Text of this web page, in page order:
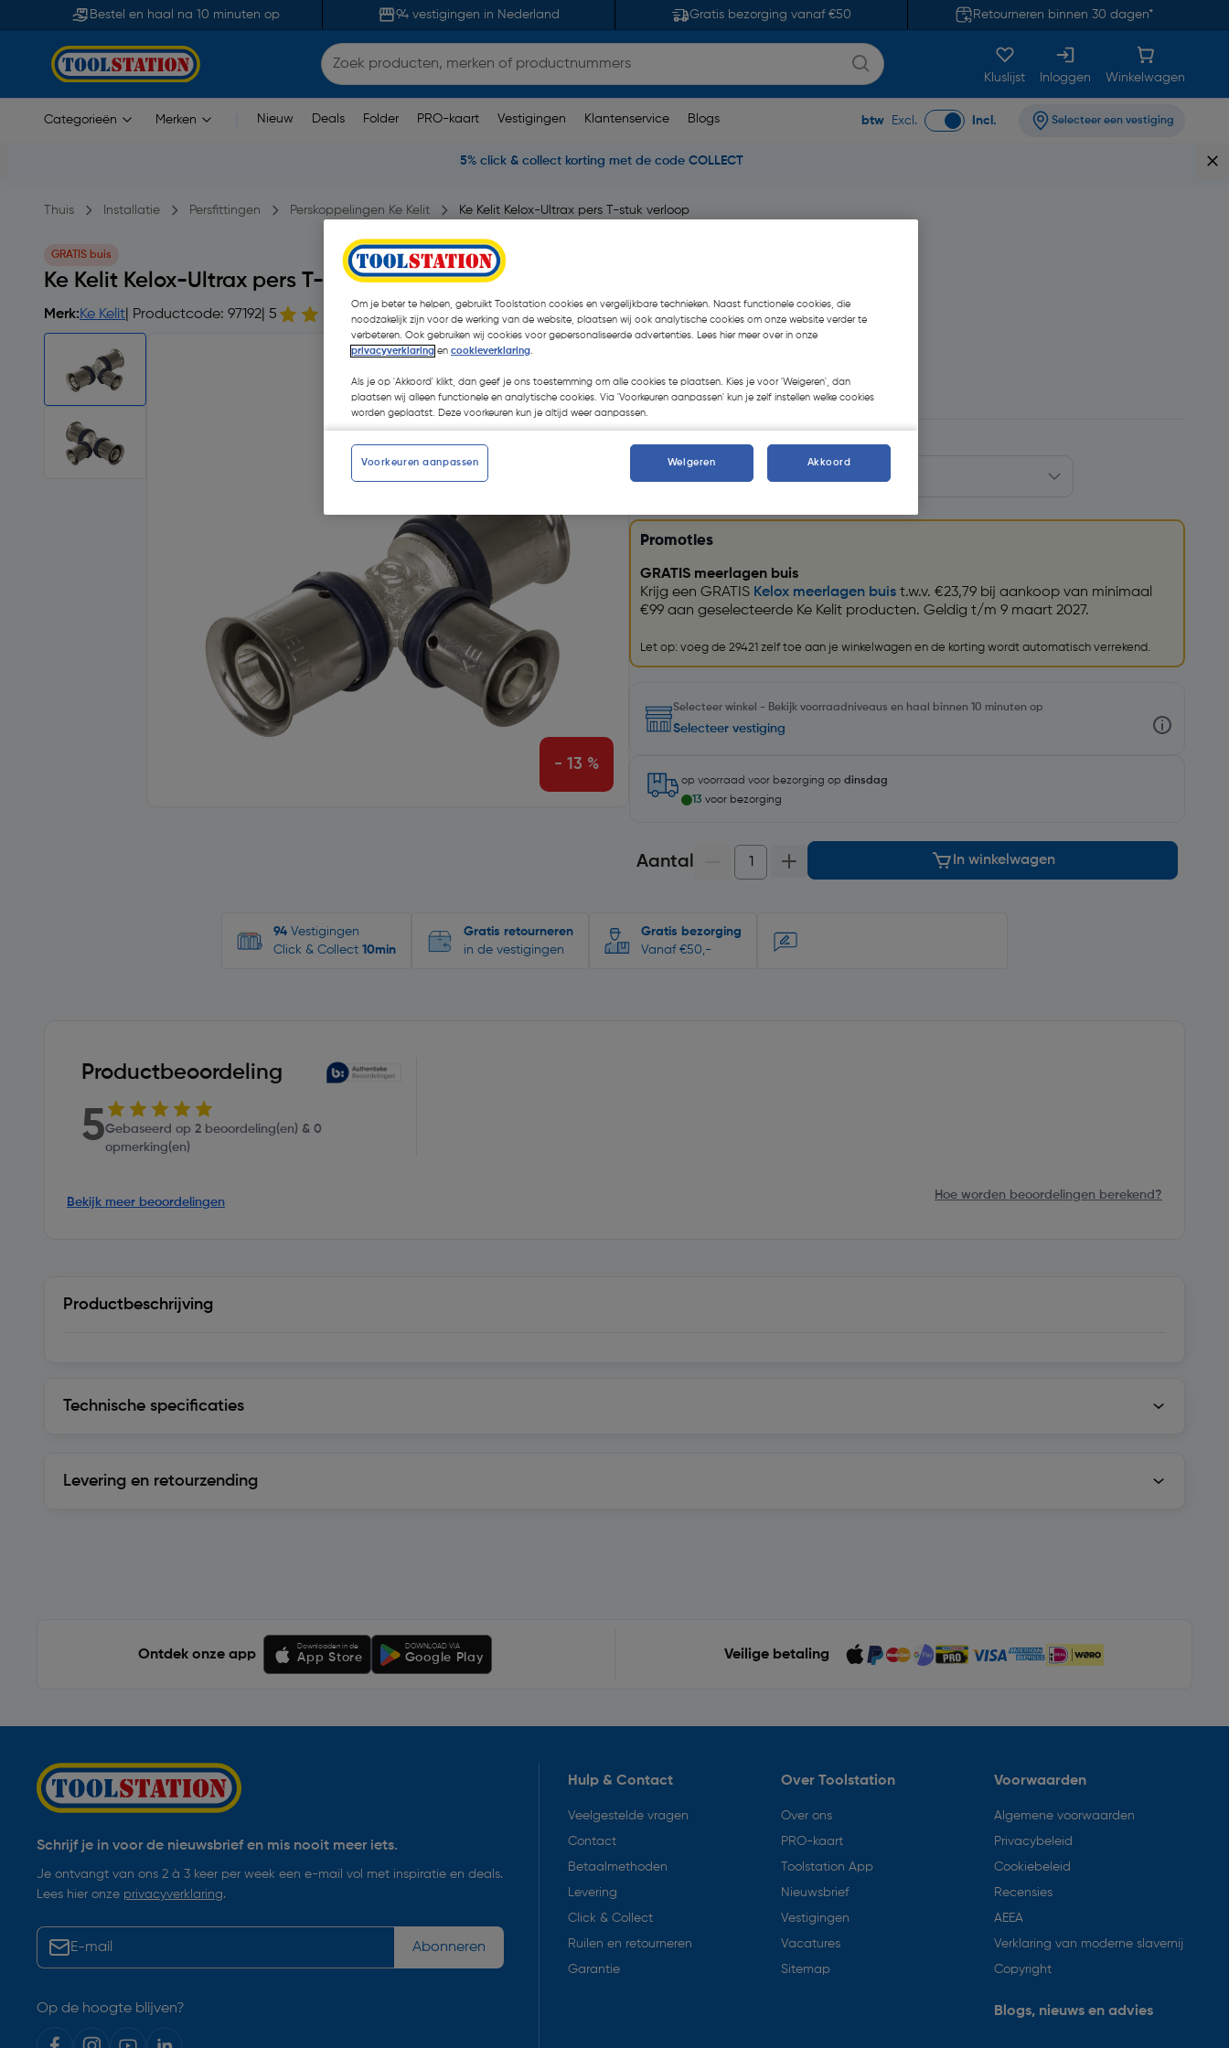
Bestel en haal na 10 minuten op 94 vestigingen in Nederland Gratis bezorging vanaf €50 Retourneren binnen 30 dagen*
Kluslijst Inloggen Winkelwagen
Categorieën Merken Nieuw Deals Folder PRO-kaart Vestigingen Klantenservice Blogs btw Excl. Incl. Selecteer een vestiging
5% click & collect korting met de code COLLECT
Thuis Installatie Persfittingen Perskoppelingen Ke Kelit Ke Kelit Kelox-Ultrax pers T-stuk verloop
GRATIS buis
Ke Kelit Kelox-Ultrax pers T-stuk verloop 20x16x20mm
Merk:Ke Kelit | Productcode: 97192 | 5 2 opmerking(en)| Stuk
- 13 %
€ 10,36| Excl. btw € 8,56
Kies productvariant (11)
Promoties
GRATIS meerlagen buis
Krijg een GRATIS Kelox meerlagen buis t.w.v. €23,79 bij aankoop van minimaal
€99 aan geselecteerde Ke Kelit producten. Geldig t/m 9 maart 2027.
Let op: voeg de 29421 zelf toe aan je winkelwagen en de korting wordt automatisch verrekend.
Selecteer winkel - Bekijk voorraadniveaus en haal binnen 10 minuten op
Selecteer vestiging
op voorraad voor bezorging op dinsdag
13 voor bezorging
Aantal In winkelwagen
94 Vestigingen
Click & Collect 10min
Gratis retourneren
in de vestigingen
Gratis bezorging
Vanaf €50,-
Productbeoordeling
5Gebaseerd op 2 beoordeling(en) & 0
opmerking(en)
Bekijk meer beoordelingen
Hoe worden beoordelingen berekend?
Productbeschrijving
Technische specificaties
Levering en retourzending
Ontdek onze app
Downloaden in de
App Store
DOWNLOAD VIA
Google Play Veilige betaling
Schrijf je in voor de nieuwsbrief en mis nooit meer iets.
Je ontvangt van ons 2 à 3 keer per week een e-mail vol met inspiratie en deals.
Lees hier onze privacyverklaring.
Abonneren
Op de hoogte blijven?
Hulp & Contact
Veelgestelde vragen
Contact
Betaalmethoden
Levering
Click & Collect
Ruilen en retourneren
Garantie
Over Toolstation
Over ons
PRO-kaart
Toolstation App
Nieuwsbrief
Vestigingen
Vacatures
Sitemap
Voorwaarden
Algemene voorwaarden
Privacybeleid
Cookiebeleid
Recensies
AEEA
Verklaring van moderne slavernij
Copyright
Blogs, nieuws en advies
Om je beter te helpen, gebruikt Toolstation cookies en vergelijkbare technieken. Naast functionele cookies, die
noodzakelijk zijn voor de werking van de website, plaatsen wij ook analytische cookies om onze website verder te
verbeteren. Ook gebruiken wij cookies voor gepersonaliseerde advertenties. Lees hier meer over in onze
privacyverklaring en cookieverklaring.
Als je op 'Akkoord' klikt, dan geef je ons toestemming om alle cookies te plaatsen. Kies je voor 'Weigeren', dan
plaatsen wij alleen functionele en analytische cookies. Via 'Voorkeuren aanpassen' kun je zelf instellen welke cookies
worden geplaatst. Deze voorkeuren kun je altijd weer aanpassen.
Voorkeuren aanpassen Weigeren Akkoord